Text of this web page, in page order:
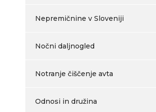
Nepremičnine v Sloveniji
Nočni daljnogled
Notranje čiščenje avta
Odnosi in družina